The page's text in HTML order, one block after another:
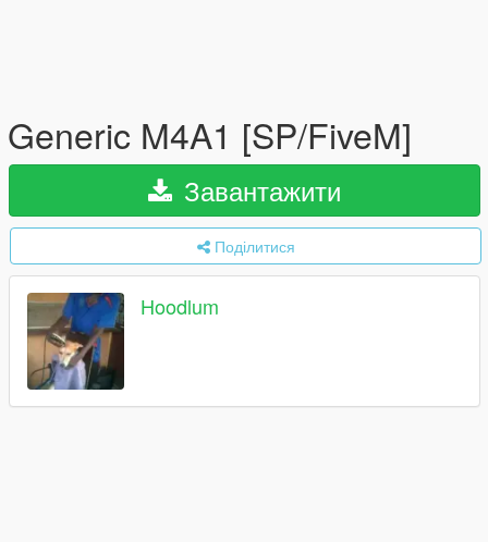
Generic M4A1 [SP/FiveM]
Завантажити
Поділитися
Hoodlum